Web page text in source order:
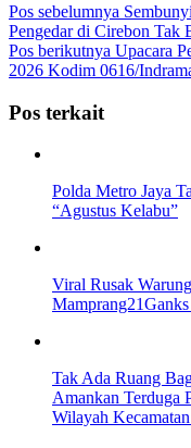
Pos sebelumnya
Pengedar di Cirebon
Pos berikutnya Upacara
2026 Kodim 0616/
Pos terkait
Polda Metro Jaya
“Agustus Kelabu”
Viral Rusak
Tak Ada Ruang
Amankan Terduga
Wilayah